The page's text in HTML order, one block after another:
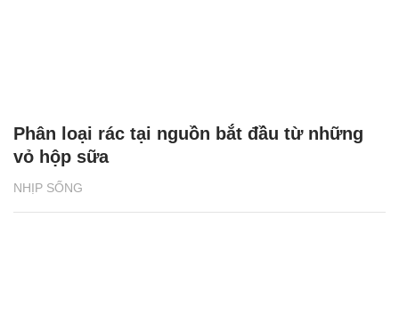
NHỊP SỐNG
Phân loại rác tại nguồn bắt đầu từ những
vỏ hộp sữa